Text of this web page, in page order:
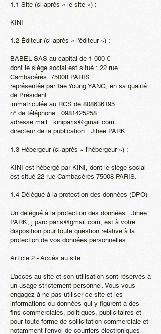
1.1 Site (ci-après « le site ») :
KINI
1.2 Éditeur (ci-après « l'éditeur ») :
BABEL SAS au capital de 1 000 €
dont le siège social est situé : 22 rue
Cambacérès 75008 PARIS
représentée par Tae Young YANG, en sa qualité
de Président
immatriculée au RCS de 808636195
n° de téléphone : 0981425258
adresse mail : kiniparis@gmail.com
directeur de la publication : Jihee PARK
1.3 Hébergeur (ci-après « l'hébergeur ») :
KINI est hébergé par KINI, dont le siège social
est situé 22 rue Cambacérès 75008 PARIS.
1.4 Délégué à la protection des données (DPO)
:
Un délégué à la protection des données : Jihee
PARK, j.parc.paris@gmail.com, est à votre
disposition pour toute question relative à la
protection de vos données personnelles.
Article 2 - Accès au site
L'accès au site et son utilisation sont réservés à
un usage strictement personnel. Vous vous
engagez à ne pas utiliser ce site et les
informations ou données qui y figurent à des
fins commerciales, politiques, publicitaires et
pour toute forme de sollicitation commerciale et
notamment l'envoi de courriers électroniques